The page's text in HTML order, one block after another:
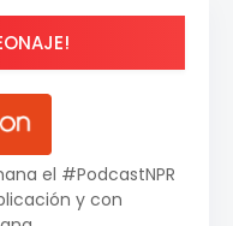
el #PodcastNPR
y con